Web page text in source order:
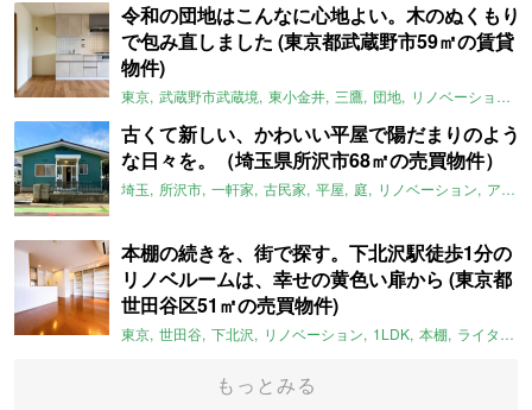
令和の団地はこんなに心地よい。木のぬくもり
で包み直しました (東京都武蔵野市59㎡の賃貸
物件)
東京 武蔵野市武蔵境 東小金井 三鷹 団地 リノベーション
古くて新しい、かわいい平屋で陽だまりのよう
な日々を。（埼玉県所沢市68㎡の売買物件）
埼玉 所沢市 一軒家 古民家 平屋 庭 リノベーション アメリカンハウス
本棚の続きを、街で探す。下北沢駅徒歩1分の
リノベルームは、幸せの黄色い扉から (東京都
世田谷区51㎡の売買物件)
東京 世田谷 下北沢 リノベーション 1LDK 本棚 ライター：ほしりょうこ
もっとみる